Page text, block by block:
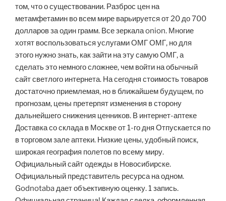
том, что о существовании. Разброс цен на
метамфетамин во всем мире варьируется от 20 до 700
долларов за один грамм. Все зеркала onion. Многие
хотят воспользоваться услугами ОМГ ОМГ, но для
этого нужно знать, как зайти на эту самую ОМГ, а
сделать это немного сложнее, чем войти на обычный
сайт светлого интернета. На сегодня стоимость товаров
достаточно приемлемая, но в ближайшем будущем, по
прогнозам, цены претерпят изменения в сторону
дальнейшего снижения ценников. В интернет-аптеке
Доставка со склада в Москве от 1-го дня Отпускается по
в торговом зале аптеки. Низкие цены, удобный поиск,
широкая география полетов по всему миру.
Официальный сайт одежды в Новосибирске.
Официальный представитель ресурса на одном.
Godnotaba дает объективную оценку. 1 запись.